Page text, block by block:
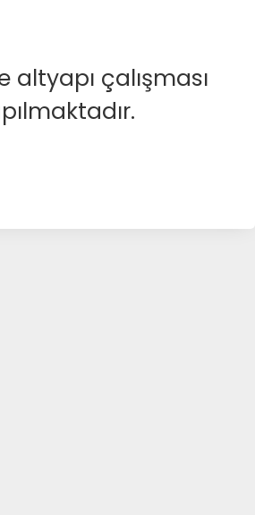
altyapı çalışması